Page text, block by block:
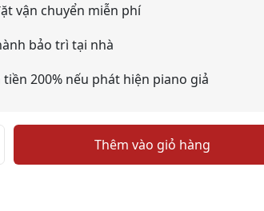
vận chuyển miễn phí
bảo trì tại nhà
tiền 200% nếu phát hiện piano giả
Thêm vào giỏ hàng